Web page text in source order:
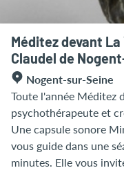
10€, inclue en cas
inscriptions : Emeline
mortreuxemeline@gmail.com 6 SEANCE/AN
d’après modèle vivant,
de 13h30 à 17h30, (dates sur
inscriptions : Liliane
atelierpalais@laposte.net Dessin/peinture/arts
« Je serai heureux de
vous ma passion pour
découvrir ou vous perfectionner. »
Méditez devant
Claudel de
Nogent-sur-Seine
Toute l'année Méditez devant La Valse par Marjan Abadie,
psychothérapeute et
Une capsule sonore
vous guide dans une
minutes. Elle vous